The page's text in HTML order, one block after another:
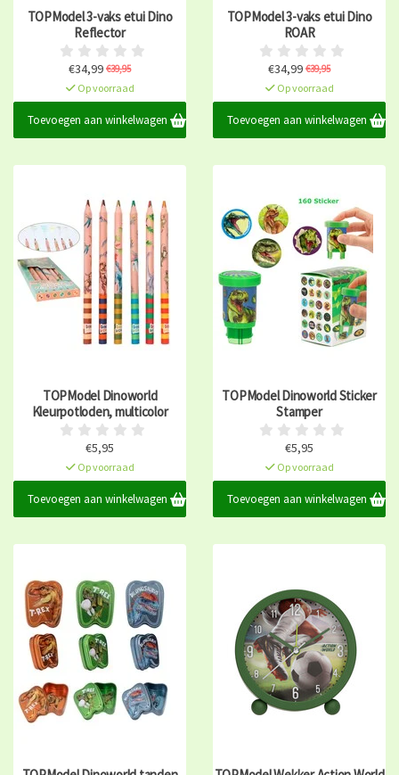
TOPModel 3-vaks etui Dino
Reflector
€34,99 €39,95
Op voorraad
Toevoegen aan winkelwagen
TOPModel 3-vaks etui Dino
ROAR
€34,99 €39,95
Op voorraad
Toevoegen aan winkelwagen
TOPModel Dinoworld
Kleurpotloden, multicolor
€5,95
Op voorraad
Toevoegen aan winkelwagen
TOPModel Dinoworld Sticker
Stamper
€5,95
Op voorraad
Toevoegen aan winkelwagen